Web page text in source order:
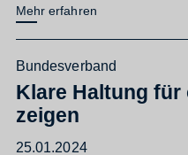
Mehr erfahren
Bundesverband
Klare Haltung
zeigen
25.01.2024